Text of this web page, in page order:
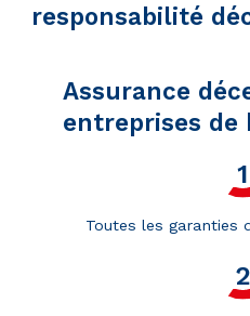
responsabilité
Assurance
entreprises de
Toutes les garanties